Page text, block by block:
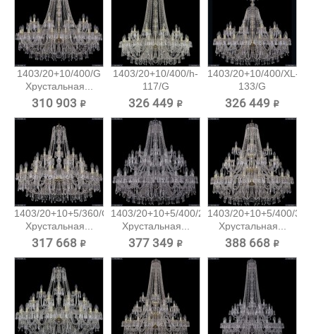
1403/20+10/400/G
Хрустальная...
310 903 ₽
1403/20+10/400/h-
117/G
Хрустальная...
326 449 ₽
1403/20+10/400/XL-
133/G
Хрустальная...
326 449 ₽
1403/20+10+5/360/G
Хрустальная...
317 668 ₽
1403/20+10+5/400/2d/Ni
Хрустальная...
377 349 ₽
1403/20+10+5/400/3d/G
Хрустальная...
388 668 ₽